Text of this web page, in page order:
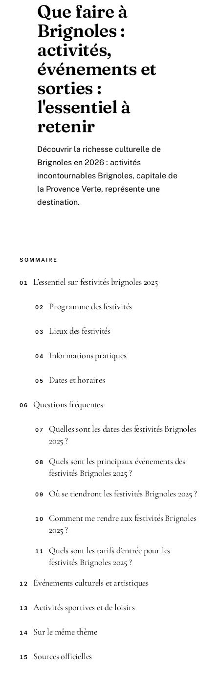
Que faire à
Brignoles :
activités,
événements et
sorties :
l'essentiel à
retenir
Découvrir la richesse culturelle de
Brignoles en 2026 : activités
incontournables Brignoles, capitale de
la Provence Verte, représente une
destination.
SOMMAIRE
01 L’essentiel sur festivités brignoles 2025
02 Programme des festivités
03 Lieux des festivités
04 Informations pratiques
05 Dates et horaires
06 Questions fréquentes
07
Quelles sont les dates des festivités Brignoles
2025 ?
08
Quels sont les principaux événements des
festivités Brignoles 2025 ?
09 Où se tiendront les festivités Brignoles 2025 ?
10
Comment me rendre aux festivités Brignoles
2025 ?
11
Quels sont les tarifs d’entrée pour les
festivités Brignoles 2025 ?
12 Événements culturels et artistiques
13 Activités sportives et de loisirs
14 Sur le même thème
15 Sources officielles